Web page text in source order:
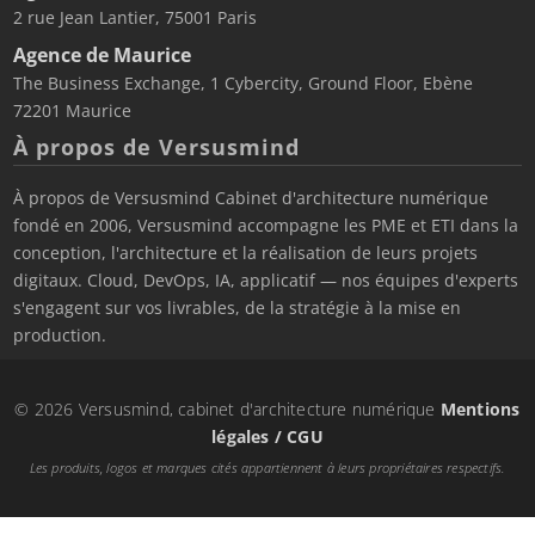
2 rue Jean Lantier, 75001 Paris
Agence de Maurice
The Business Exchange, 1 Cybercity, Ground Floor, Ebène
72201 Maurice
À propos de Versusmind
À propos de Versusmind Cabinet d'architecture numérique
fondé en 2006, Versusmind accompagne les PME et ETI dans la
conception, l'architecture et la réalisation de leurs projets
digitaux. Cloud, DevOps, IA, applicatif — nos équipes d'experts
s'engagent sur vos livrables, de la stratégie à la mise en
production.
© 2026 Versusmind, cabinet d'architecture numérique Mentions
légales / CGU
Les produits, logos et marques cités appartiennent à leurs propriétaires respectifs.